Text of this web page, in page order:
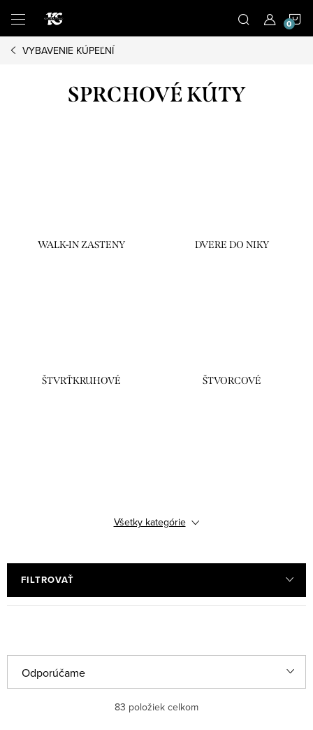
obsah
VYBAVENIE KÚPEĽNÍ
SPRCHOVÉ KÚTY
WALK-IN ZASTENY DVERE DO NIKY
ŠTVRŤKRUHOVÉ ŠTVORCOVÉ
OBDĹŽNIKOVÉ
SPRCHOVÉ ŽĽABY
Všetky kategórie
FILTROVAŤ
a
Odporúčame
83 položiek celkom